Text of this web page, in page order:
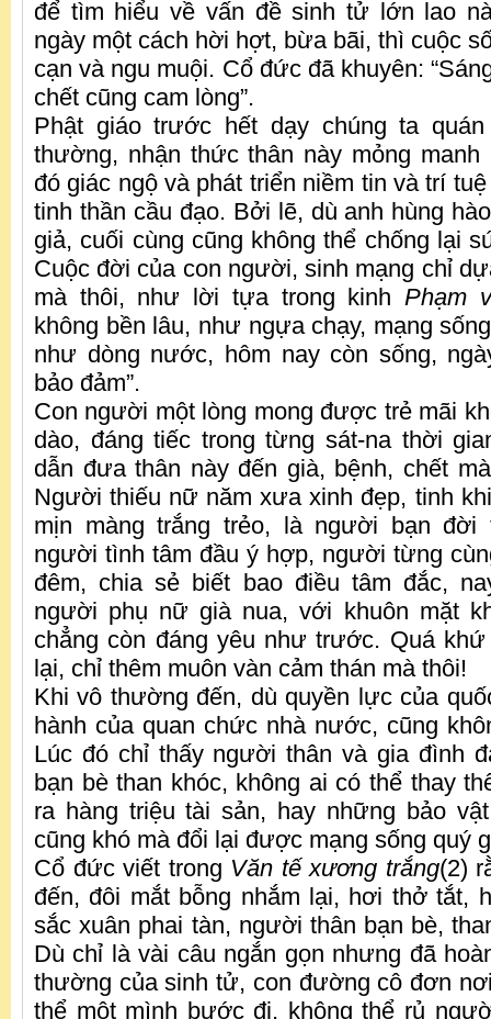
để tìm hiểu về vấn đề sinh tử lớn lao
ngày một cách hời hợt, bừa bãi, thì cuộc
cạn và ngu muội. Cổ đức đã khuyên:
chết cũng cam lòng”.
Phật giáo trước hết dạy chúng ta
thường, nhận thức thân này mỏng
đó giác ngộ và phát triển niềm tin và trí
tinh thần cầu đạo. Bởi lẽ, dù anh hùng
giả, cuối cùng cũng không thể chống lại
Cuộc đời của con người, sinh mạng chỉ
mà thôi, như lời tựa trong kinhPhạm
không bền lâu, như ngựa chạy, mạng
như dòng nước, hôm nay còn sống,
bảo đảm”.
Con người một lòng mong được trẻ mãi
dào, đáng tiếc trong từng sát-na thời
dẫn đưa thân này đến già, bệnh, chết
Người thiếu nữ năm xưa xinh đẹp, tinh
mịn màng trắng trẻo, là người bạn đời
người tình tâm đầu ý hợp, người từng
đêm, chia sẻ biết bao điều tâm đắc,
người phụ nữ già nua, với khuôn mặt
chẳng còn đáng yêu như trước. Quá khứ
lại, chỉ thêm muôn vàn cảm thán mà thôi!
Khi vô thường đến, dù quyền lực của
hành của quan chức nhà nước, cũng
Lúc đó chỉ thấy người thân và gia đình
bạn bè than khóc, không ai có thể thay
ra hàng triệu tài sản, hay những bảo
cũng khó mà đổi lại được mạng sống quý
Cổ đức viết trong Văn tế xương trắng(2)
đến, đôi mắt bỗng nhắm lại, hơi thở tắt,
sắc xuân phai tàn, người thân bạn bè,
Dù chỉ là vài câu ngắn gọn nhưng đã
thường của sinh tử, con đường cô đơn
thể một mình bước đi, không thể rủ